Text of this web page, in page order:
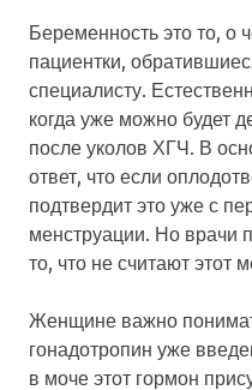
Беременность это то, о
пациентки,
специалисту.
когда уже можно будет
после уколов ХГЧ. В
ответ, что если
подтвердит это уже с
менструации. Но врачи
то, что не считают этот
Женщине важно
гонадотропин уже
в моче этот гормон